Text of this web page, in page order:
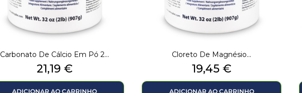
Carbonato De Cálcio Em Pó 2...
Preço
21,19 €
ADICIONAR AO CARRINHO
Cloreto De Magnésio...
Preço
19,45 €
ADICIONAR AO CARRINHO